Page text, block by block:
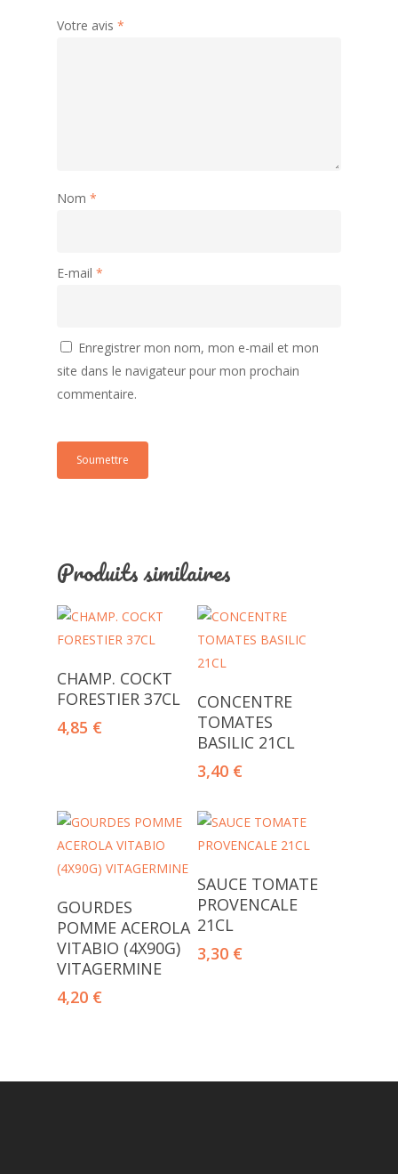
Votre avis *
Nom *
E-mail *
Enregistrer mon nom, mon e-mail et mon
site dans le navigateur pour mon prochain
commentaire.
Produits similaires
Ajouter Au Panier
CHAMP. COCKT
FORESTIER 37CL
4,85 €
Ajouter Au Panier
CONCENTRE
TOMATES
BASILIC 21CL
3,40 €
Lire La Suite
GOURDES
POMME ACEROLA
VITABIO (4X90G)
VITAGERMINE
4,20 €
Ajouter Au Panier
SAUCE TOMATE
PROVENCALE
21CL
3,30 €